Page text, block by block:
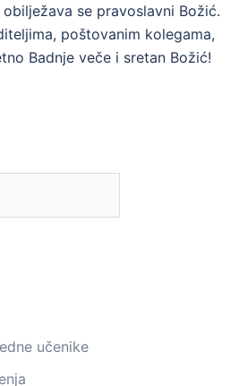
obilježava se pravoslavni Božić.
poštovanim kolegama,
Badnje veče i sretan Božić!
učenike